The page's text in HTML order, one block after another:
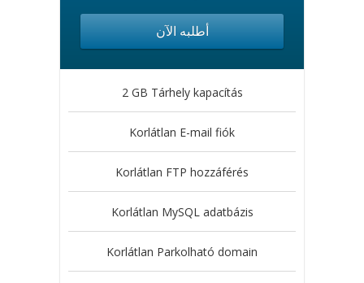
أطلبه الآن
2 GB Tárhely kapacítás
Korlátlan E-mail fiók
Korlátlan FTP hozzáférés
Korlátlan MySQL adatbázis
Korlátlan Parkolható domain